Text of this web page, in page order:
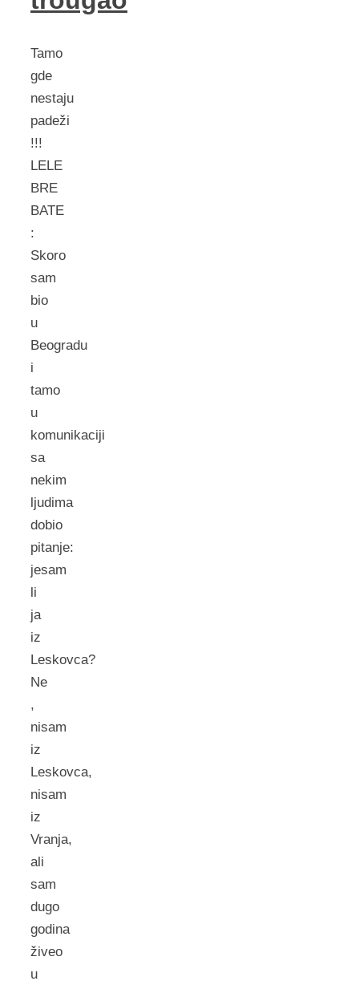
Tamo
gde
nestaju
padeži
!!!
LELE
BRE
BATE
:
Skoro
sam
bio
u
Beogradu
i
tamo
u
komunikaciji
sa
nekim
ljudima
dobio
pitanje:
jesam
li
ja
iz
Leskovca?
Ne
,
nisam
iz
Leskovca,
nisam
iz
Vranja,
ali
sam
dugo
godina
živeo
u